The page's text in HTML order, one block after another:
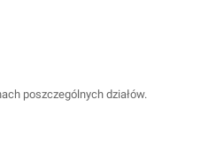
poszczególnych działów.